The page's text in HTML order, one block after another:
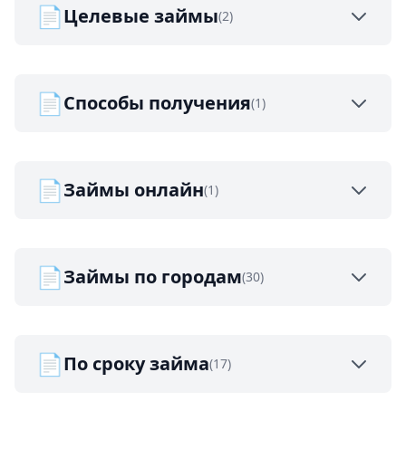
📄Целевые займы(2)
📄Способы получения(1)
📄Займы онлайн(1)
📄Займы по городам(30)
📄По сроку займа(17)